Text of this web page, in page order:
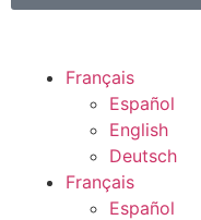
Français
Español
English
Deutsch
Français
Español